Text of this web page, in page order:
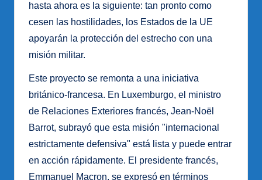
hasta ahora es la siguiente: tan pronto como
cesen las hostilidades, los Estados de la UE
apoyarán la protección del estrecho con una
misión militar.
Este proyecto se remonta a una iniciativa
británico-francesa. En Luxemburgo, el ministro
de Relaciones Exteriores francés, Jean-Noël
Barrot, subrayó que esta misión "internacional
estrictamente defensiva" está lista y puede entrar
en acción rápidamente. El presidente francés,
Emmanuel Macron, se expresó en términos